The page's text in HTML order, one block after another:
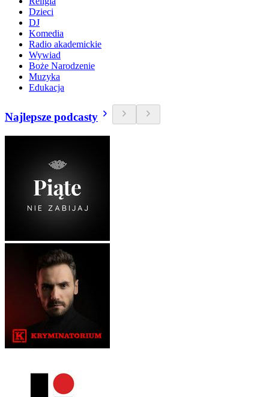
Dzieci
DJ
Komedia
Radio akademickie
Wywiad
Boże Narodzenie
Muzyka
Edukacja
Najlepsze podcasty